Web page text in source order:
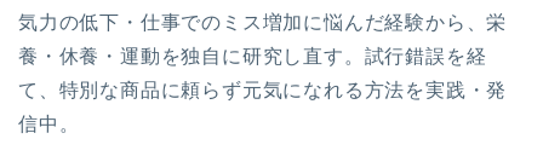
気力の低下・仕事でのミス増加に悩んだ経験から、栄
養・休養・運動を独自に研究し直す。試行錯誤を経
て、特別な商品に頼らず元気になれる方法を実践・発
信中。